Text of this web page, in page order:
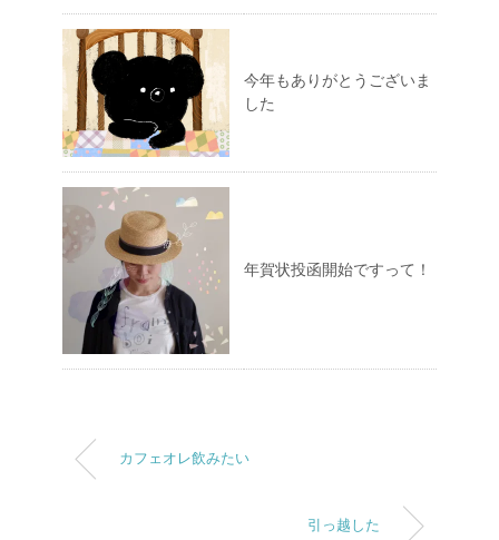
今年もありがとうございま
した
年賀状投函開始ですって！
カフェオレ飲みたい
引っ越した